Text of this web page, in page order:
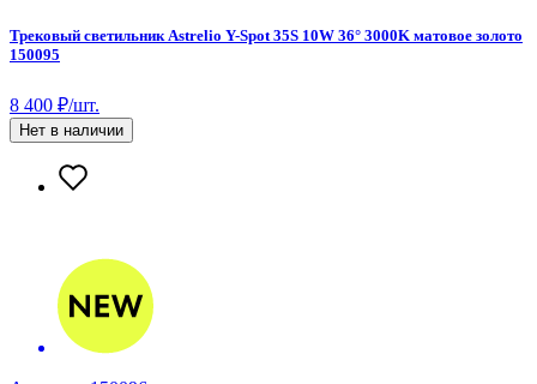
Трековый светильник Astrelio Y-Spot 35S 10W 36° 3000K матовое золото
150095
8 400 ₽/шт.
Нет в наличии